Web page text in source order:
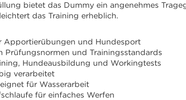
bietet das Dummy ein angenehmes
das Training erheblich.
Apportierübungen und Hundesport
Prüfungsnormen und Trainingsstandards
Hundeausbildung und Workingtests
verarbeitet
für Wasserarbeit
für einfaches Werfen